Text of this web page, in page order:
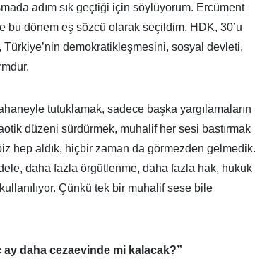
adım sık geçtiği için söylüyorum. Ercüment
bu dönem eş sözcü olarak seçildim. HDK, 30’u
demokratikleşmesini, sosyal devleti,
tutuklamak, sadece başka yargılamaların
düzeni sürdürmek, muhalif her sesi bastırmak
hep aldık, hiçbir zaman da görmezden gelmedik.
daha fazla örgütlenme, daha fazla hak, hukuk
Çünkü tek bir muhalif sese bile
ay daha cezaevinde mi kalacak?”